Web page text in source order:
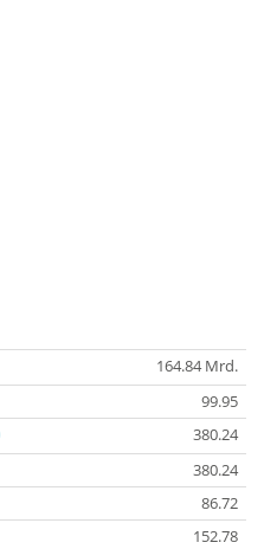
164.84 Mrd.
99.95
380.24
380.24
86.72
152.78